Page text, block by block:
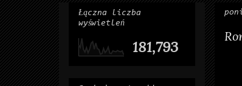
Łączna liczba
wyświetleń
181,793